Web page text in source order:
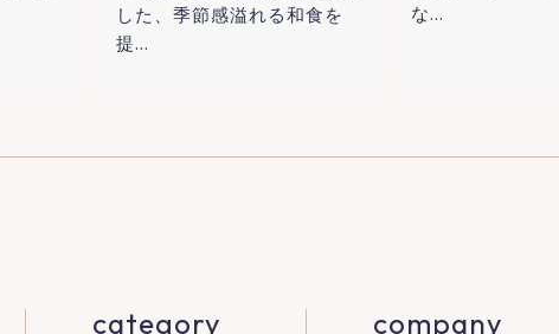
した、季節感溢れる和食を
提…
な…
category company